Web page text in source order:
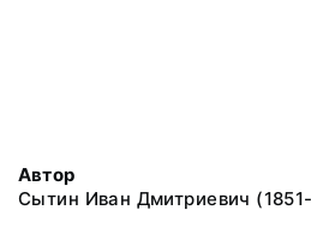
Автор
Сытин Иван Дмитриевич